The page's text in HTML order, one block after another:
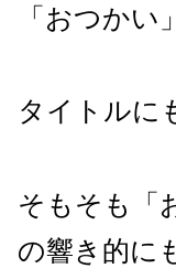
「おつかい」
タイトルに
そもそも「
の響き的に